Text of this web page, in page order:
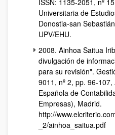
ISSN: 1135-2051, nº
Universitaria de
Donostia-san
UPV/
2008. Ainhoa Saitua
divulgación de
para su revisión".
9011, nº 2, pp. 96-107,
Española de
Empresas), Madrid.
http://
_2/ainhoa_saitua.pdf